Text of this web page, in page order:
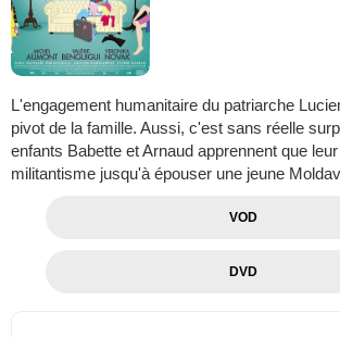
L'engagement humanitaire du patriarche
pivot de la famille. Aussi, c'est sans réelle
enfants Babette et Arnaud apprennent que
militantisme jusqu'à épouser une jeune
VOD
DVD